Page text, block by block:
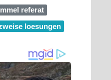
referat
loesungen